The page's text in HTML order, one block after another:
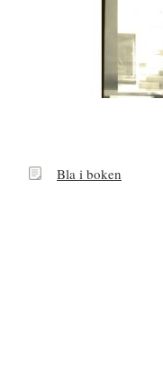
BlaBla i boken